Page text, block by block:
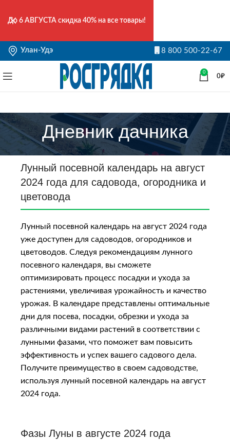
Улан-Удэ 8 800 500-22-67
0
0₽
Дневник дачника
Лунный посевной календарь на август
2024 года для садовода, огородника и
цветовода
Лунный посевной календарь на август 2024 года
уже доступен для садоводов, огородников и
цветоводов. Следуя рекомендациям лунного
посевного календаря, вы сможете
оптимизировать процесс посадки и ухода за
растениями, увеличивая урожайность и качество
урожая. В календаре представлены оптимальные
дни для посева, посадки, обрезки и ухода за
различными видами растений в соответствии с
лунными фазами, что поможет вам повысить
эффективность и успех вашего садового дела.
Получите преимущество в своем садоводстве,
используя лунный посевной календарь на август
2024 года.
Фазы Луны в августе 2024 года
До 6 АВГУСТА скидка 40% на все товары!